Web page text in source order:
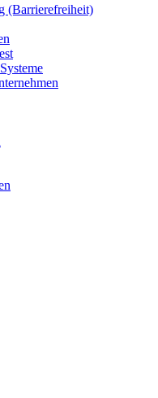
(Barrierefreiheit)